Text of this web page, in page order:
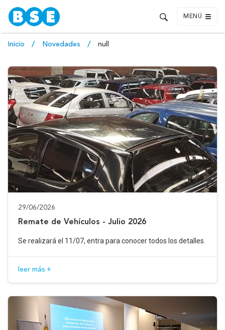
MENÚ
Inicio Novedades null
29/06/2026
Remate de Vehículos - Julio 2026
Se realizará el 11/07, entra para conocer todos los detalles.
leer más +